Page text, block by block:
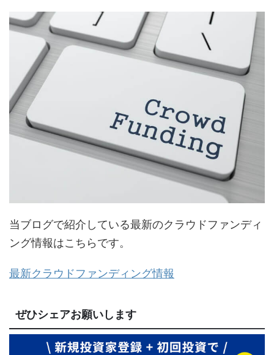
当ブログで紹介している最新のクラウドファンディ
ング情報はこちらです。
最新クラウドファンディング情報
ぜひシェアお願いします